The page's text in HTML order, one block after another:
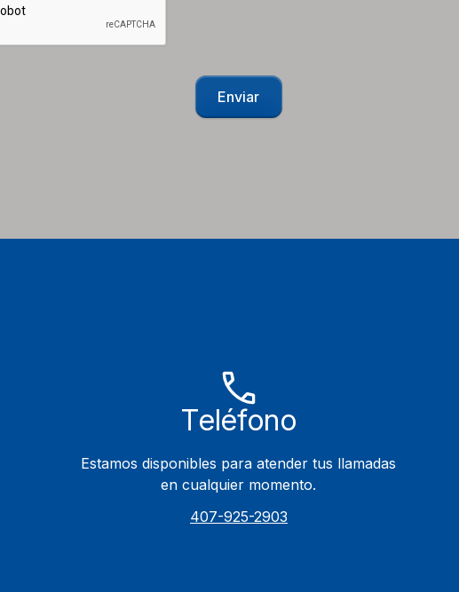
Teléfono
Estamos disponibles para atender tus llamadas
en cualquier momento.
407-925-2903